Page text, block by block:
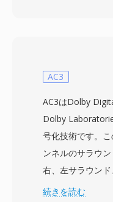
付加されています
高いストレージ
ラムストリーム
の重要な機能と
Specific
プログラムの構
プログラムを単一
AC3
AC3はDolby
Dolby
号化技術です。
ンネルのサラウン
右、左サラウン
常192から640
続きを読む